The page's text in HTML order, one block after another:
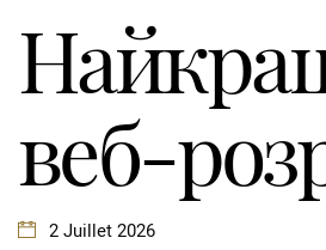
веб-
2 Juillet 2026